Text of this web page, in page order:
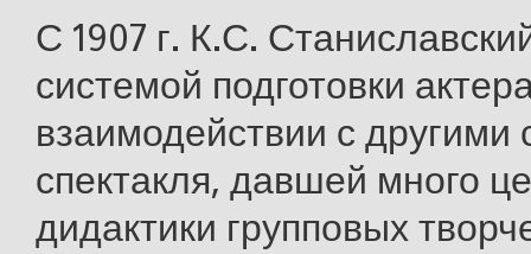
С 1907 г. К.С.
системой подготовки
взаимодействии с другими
спектакля, давшей много
дидактики групповых